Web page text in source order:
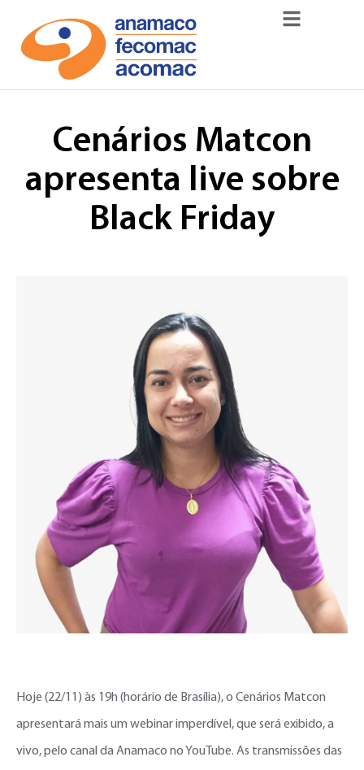
Cenários Matcon
apresenta live sobre
Black Friday
Hoje (22/11) às 19h (horário de Brasília), o Cenários Matcon
apresentará mais um webinar imperdível, que será exibido, a
vivo, pelo canal da Anamaco no YouTube. As transmissões das